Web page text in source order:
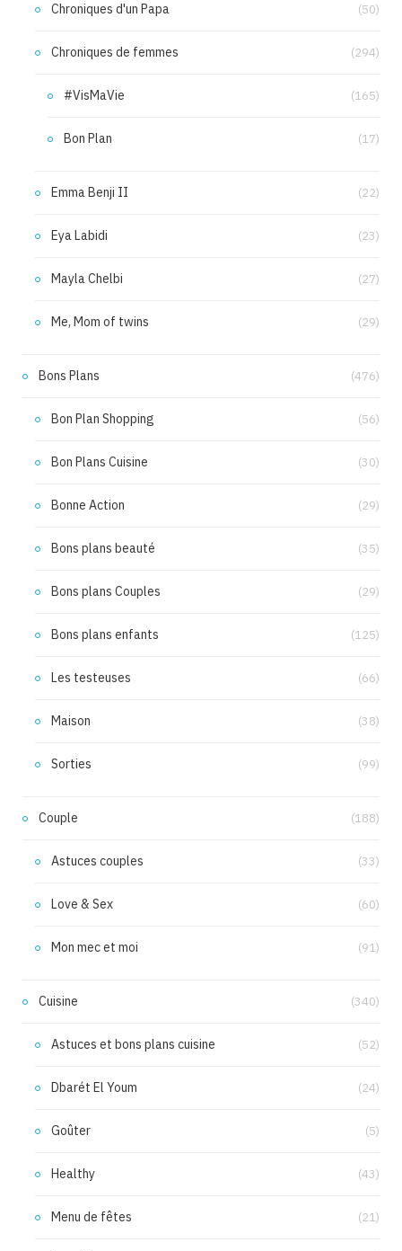
Chroniques d'un Papa (50)
Chroniques de femmes (294)
#VisMaVie (165)
Bon Plan (17)
Emma Benji II (22)
Eya Labidi (23)
Mayla Chelbi (27)
Me, Mom of twins (29)
Bons Plans (476)
Bon Plan Shopping (56)
Bon Plans Cuisine (30)
Bonne Action (29)
Bons plans beauté (35)
Bons plans Couples (29)
Bons plans enfants (125)
Les testeuses (66)
Maison (38)
Sorties (99)
Couple (188)
Astuces couples (33)
Love & Sex (60)
Mon mec et moi (91)
Cuisine (340)
Astuces et bons plans cuisine (52)
Dbarét El Youm (24)
Goûter (5)
Healthy (43)
Menu de fêtes (21)